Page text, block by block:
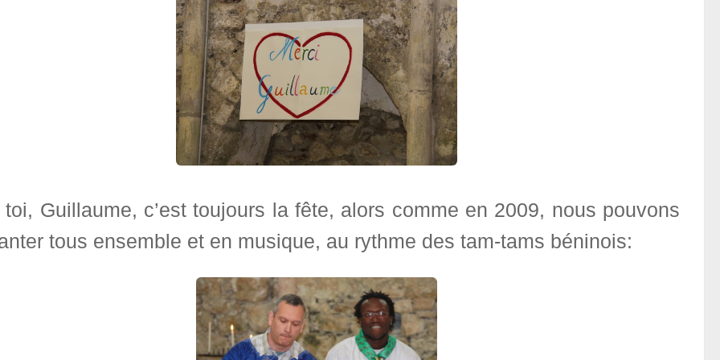
Guillaume, c’est toujours la fête, alors comme en 2009, nous pouvons
tous ensemble et en musique, au rythme des tam-tams béninois: